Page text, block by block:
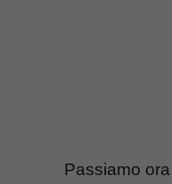
Passiamo